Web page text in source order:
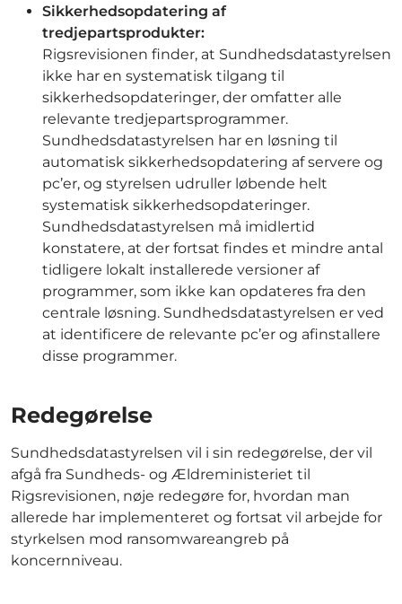
Sikkerhedsopdatering af
tredjepartsprodukter:
Rigsrevisionen finder, at Sundhedsdatastyrelsen
ikke har en systematisk tilgang til
sikkerhedsopdateringer, der omfatter alle
relevante tredjepartsprogrammer.
Sundhedsdatastyrelsen har en løsning til
automatisk sikkerhedsopdatering af servere og
pc’er, og styrelsen udruller løbende helt
systematisk sikkerhedsopdateringer.
Sundhedsdatastyrelsen må imidlertid
konstatere, at der fortsat findes et mindre antal
tidligere lokalt installerede versioner af
programmer, som ikke kan opdateres fra den
centrale løsning. Sundhedsdatastyrelsen er ved
at identificere de relevante pc’er og afinstallere
disse programmer.
Redegørelse
Sundhedsdatastyrelsen vil i sin redegørelse, der vil
afgå fra Sundheds- og Ældreministeriet til
Rigsrevisionen, nøje redegøre for, hvordan man
allerede har implementeret og fortsat vil arbejde for
styrkelsen mod ransomwareangreb på
koncernniveau.